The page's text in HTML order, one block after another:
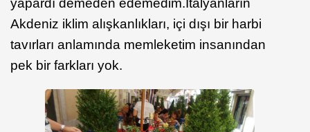
yapardı demeden edemedim.İtalyanların
Akdeniz iklim alışkanlıkları, içi dışı bir harbi
tavırları anlamında memleketim insanından
pek bir farkları yok.